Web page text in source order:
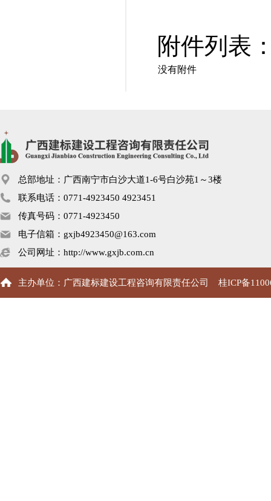
附件列表
没有附件
总部地址：广西南宁市白沙大道1-6号白沙苑1～3楼
联系电话：0771-4923450 4923451
传真号码：0771-4923450
电子信箱：gxjb4923450@163.com
公司网址：http://www.gxjb.com.cn
主办单位：广西建标建设工程咨询有限责任公司 桂ICP备